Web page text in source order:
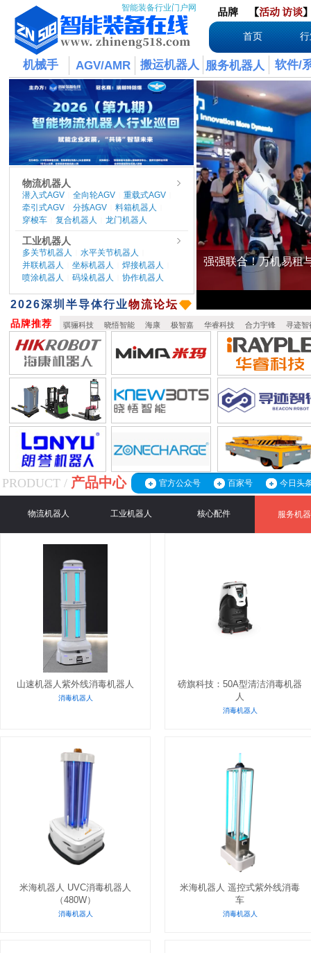
智能装备行业门户网 品牌 【活动访谈
首页
机械手 软件/
搬运机器人 服务机器人
AGV/AMR
物流机器人
潜入式AGV 全向轮AGV 重载式AGV
牵引式AGV 分拣AGV 料箱机器人
穿梭车 复合机器人 龙门机器人
工业机器人
多关节机器人 水平关节机器人
并联机器人 坐标机器人 焊接机器人
喷涂机器人 码垛机器人 协作机器人
​2026深圳半导体行业物流论坛
骐骊科技 晓悟智能 海康 极智嘉 华睿科技 合力宇锋 寻迹智
品牌推荐
PRODUCT / 产品中心 官方公众号 百家号 今日头
物流机器人 工业机器人 核心配件 服务机
山速机器人紫外线消毒机器人
消毒机器人
磅旗科技：50A型清洁消毒机器
人
消毒机器人
米海机器人 UVC消毒机器人
（480W）
消毒机器人
米海机器人 遥控式紫外线消毒
车
消毒机器人